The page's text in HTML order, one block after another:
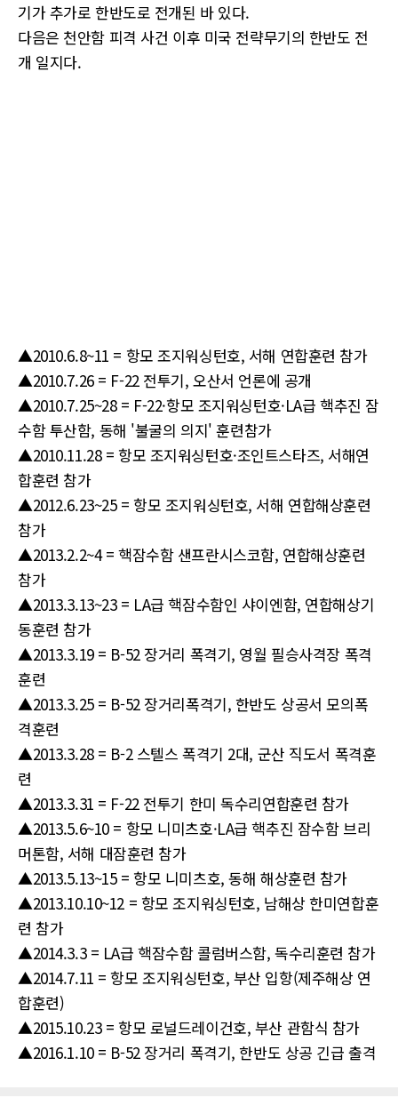
기가 추가로 한반도로 전개된 바 있다.
다음은 천안함 피격 사건 이후 미국 전략무기의 한반도 전
개 일지다.
▲2010.6.8~11 = 항모 조지워싱턴호, 서해 연합훈련 참가
▲2010.7.26 = F-22 전투기, 오산서 언론에 공개
▲2010.7.25~28 = F-22·항모 조지워싱턴호·LA급 핵추진 잠
수함 투산함, 동해 '불굴의 의지' 훈련참가
▲2010.11.28 = 항모 조지워싱턴호·조인트스타즈, 서해연
합훈련 참가
▲2012.6.23~25 = 항모 조지워싱턴호, 서해 연합해상훈련
참가
▲2013.2.2~4 = 핵잠수함 샌프란시스코함, 연합해상훈련
참가
▲2013.3.13~23 = LA급 핵잠수함인 샤이엔함, 연합해상기
동훈련 참가
▲2013.3.19 = B-52 장거리 폭격기, 영월 필승사격장 폭격
훈련
▲2013.3.25 = B-52 장거리폭격기, 한반도 상공서 모의폭
격훈련
▲2013.3.28 = B-2 스텔스 폭격기 2대, 군산 직도서 폭격훈
련
▲2013.3.31 = F-22 전투기 한미 독수리연합훈련 참가
▲2013.5.6~10 = 항모 니미츠호·LA급 핵추진 잠수함 브리
머톤함, 서해 대잠훈련 참가
▲2013.5.13~15 = 항모 니미츠호, 동해 해상훈련 참가
▲2013.10.10~12 = 항모 조지워싱턴호, 남해상 한미연합훈
련 참가
▲2014.3.3 = LA급 핵잠수함 콜럼버스함, 독수리훈련 참가
▲2014.7.11 = 항모 조지워싱턴호, 부산 입항(제주해상 연
합훈련)
▲2015.10.23 = 항모 로널드레이건호, 부산 관함식 참가
▲2016.1.10 = B-52 장거리 폭격기, 한반도 상공 긴급 출격